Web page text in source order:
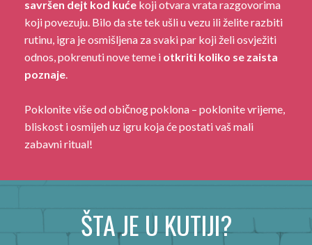
savršen dejt kod kuće koji otvara vrata razgovorima
koji povezuju. Bilo da ste tek ušli u vezu ili želite razbiti
rutinu, igra je osmišljena za svaki par koji želi osvježiti
odnos, pokrenuti nove teme i otkriti koliko se zaista
poznaje.
Poklonite više od običnog poklona – poklonite vrijeme,
bliskost i osmijeh uz igru koja će postati vaš mali
zabavni ritual!
ŠTA JE U KUTIJI?